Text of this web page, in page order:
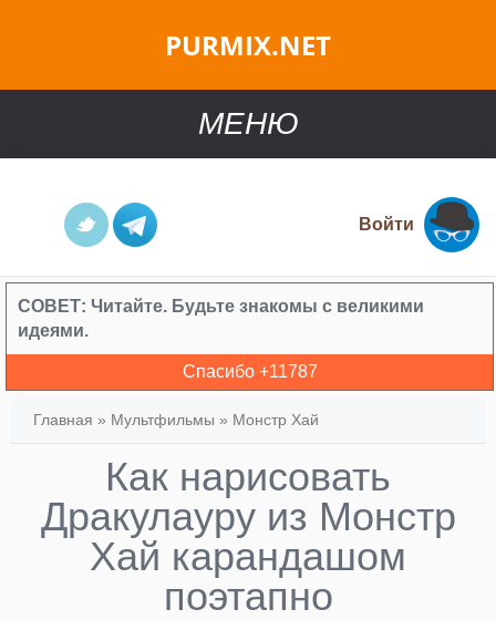
PURMIX.NET
МЕНЮ
Войти
СОВЕТ: Читайте. Будьте знакомы с великими
идеями.
Спасибо +11787
Главная » Мультфильмы » Монстр Хай
Как нарисовать
Дракулауру из Монстр
Хай карандашом
поэтапно